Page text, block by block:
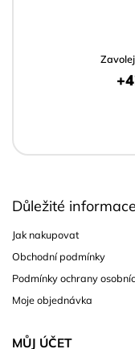
Důležité informace
Jak nakupovat
Obchodní podmínky
Podmínky ochrany
Moje objednávka
MŮJ ÚČET